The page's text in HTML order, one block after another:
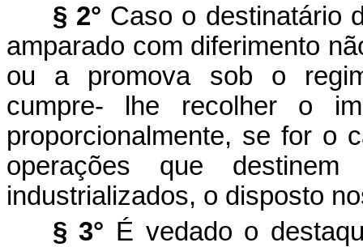
§ 2° Caso o destinatário
amparado com diferimento
ou a promova sob o
cumpre- lhe recolher o
proporcionalmente, se for o
operações que
industrializados, o disposto
§ 3° É vedado o